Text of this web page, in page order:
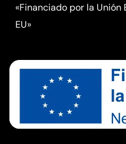
«Financiado por la
EU»